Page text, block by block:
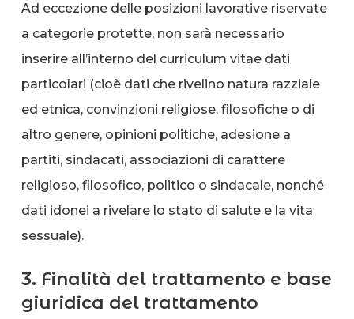
Ad eccezione delle posizioni lavorative riservate
a categorie protette, non sarà necessario
inserire all’interno del curriculum vitae dati
particolari (cioè dati che rivelino natura razziale
ed etnica, convinzioni religiose, filosofiche o di
altro genere, opinioni politiche, adesione a
partiti, sindacati, associazioni di carattere
religioso, filosofico, politico o sindacale, nonché
dati idonei a rivelare lo stato di salute e la vita
sessuale).
3. Finalità del trattamento e base
giuridica del trattamento